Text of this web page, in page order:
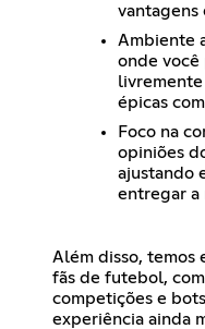
vantagens
Ambiente
onde você
livremente
épicas
Foco na
opiniões
ajustando
entregar a
Além disso, temos
fãs de futebol,
competições e
experiência ainda